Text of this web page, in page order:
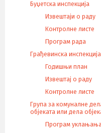
Буџетска инспекција
Извештаји о раду
Контролне листе
Програм рада
Грађевинска инспекција
Годишњи план
Извештај о раду
Контролне листе
Група за комуналне
објеката или дела
Програм